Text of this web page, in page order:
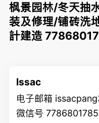
枫景园林/冬天抽
装及修理/铺砖洗
計建造
Issac
电子邮箱
微信号 7786801785